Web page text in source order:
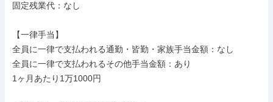
固定残業代：なし
【一律手当】
全員に一律で支払われる通勤・皆勤・家族手当金額：なし
全員に一律で支払われるその他手当金額：あり
1ヶ月あたり1万1000円